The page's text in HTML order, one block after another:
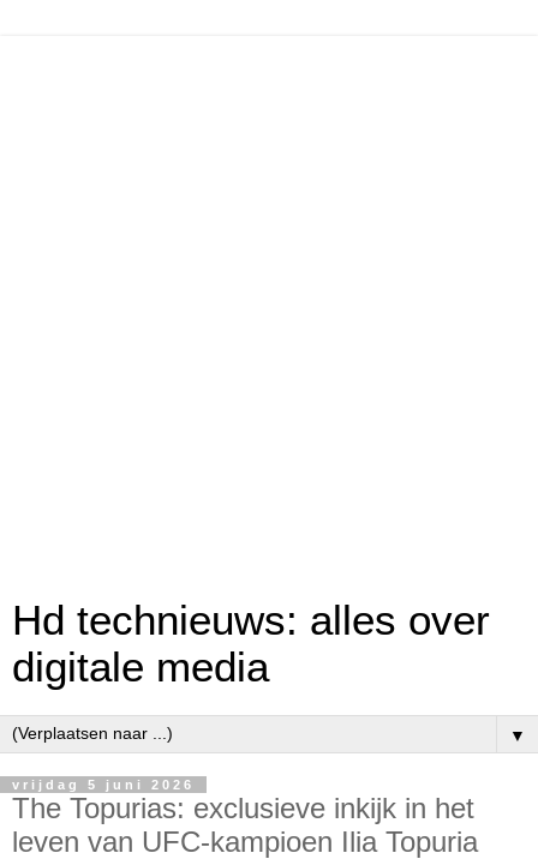
Hd technieuws: alles over
digitale media
▼
vrijdag 5 juni 2026
The Topurias: exclusieve inkijk in het
leven van UFC-kampioen Ilia Topuria